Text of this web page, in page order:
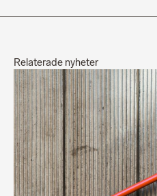
Relaterade nyheter